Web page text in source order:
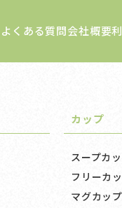
よくある質問会社概要
カップ
スープカ
フリーカ
マグカップ